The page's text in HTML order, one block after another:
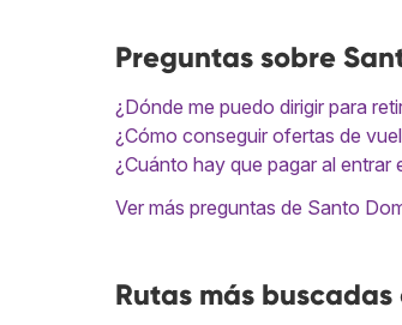
Preguntas sobre
¿Dónde me puedo dirigir para
¿Cómo conseguir ofertas de
¿Cuánto hay que pagar al
Ver más preguntas de Santo
Rutas más